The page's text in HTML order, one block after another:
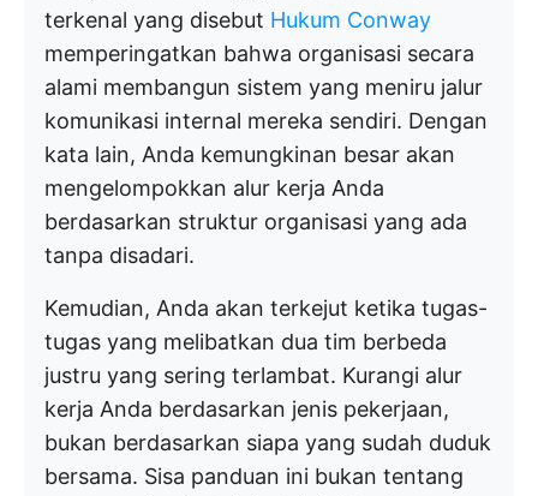
terkenal yang disebut Hukum Conway
memperingatkan bahwa organisasi secara
alami membangun sistem yang meniru jalur
komunikasi internal mereka sendiri. Dengan
kata lain, Anda kemungkinan besar akan
mengelompokkan alur kerja Anda
berdasarkan struktur organisasi yang ada
tanpa disadari.
Kemudian, Anda akan terkejut ketika tugas-
tugas yang melibatkan dua tim berbeda
justru yang sering terlambat. Kurangi alur
kerja Anda berdasarkan jenis pekerjaan,
bukan berdasarkan siapa yang sudah duduk
bersama. Sisa panduan ini bukan tentang